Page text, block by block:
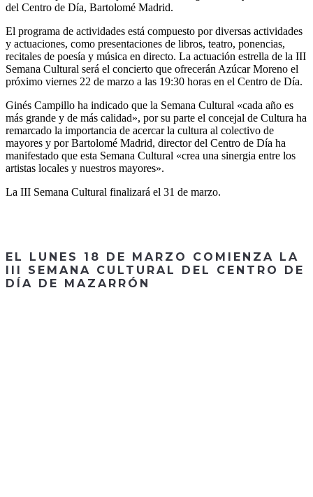
del Centro de Día, Bartolomé Madrid.
El programa de actividades está compuesto por diversas actividades
y actuaciones, como presentaciones de libros, teatro, ponencias,
recitales de poesía y música en directo. La actuación estrella de la III
Semana Cultural será el concierto que ofrecerán Azúcar Moreno el
próximo viernes 22 de marzo a las 19:30 horas en el Centro de Día.
Ginés Campillo ha indicado que la Semana Cultural «cada año es
más grande y de más calidad», por su parte el concejal de Cultura ha
remarcado la importancia de acercar la cultura al colectivo de
mayores y por Bartolomé Madrid, director del Centro de Día ha
manifestado que esta Semana Cultural «crea una sinergia entre los
artistas locales y nuestros mayores».
La III Semana Cultural finalizará el 31 de marzo.
EL LUNES 18 DE MARZO COMIENZA LA
III SEMANA CULTURAL DEL CENTRO DE
DÍA DE MAZARRÓN